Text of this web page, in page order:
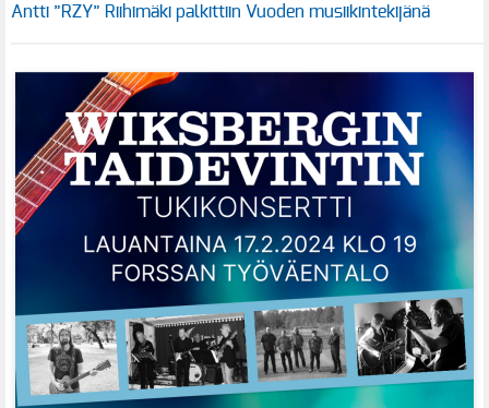
Antti ”RZY” Riihimäki palkittiin Vuoden musiikintekijänä